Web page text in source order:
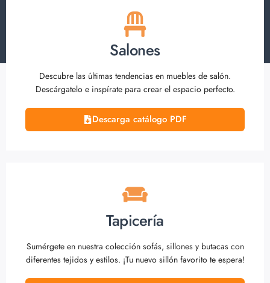
Salones
Descubre las últimas tendencias en muebles de salón.
Descárgatelo e inspírate para crear el espacio perfecto.
Descarga catálogo PDF
Tapicería
Sumérgete en nuestra colección sofás, sillones y butacas con
diferentes tejidos y estilos. ¡Tu nuevo sillón favorito te espera!